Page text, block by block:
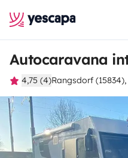
Autocaravana
4,75 (4)Rangsdorf